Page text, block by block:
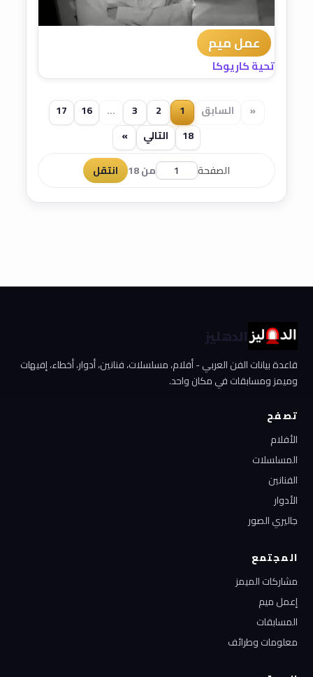
عمل ميم
تحية كاريوكا
« السابق 1
2
3
...
16
17
18
التالي
»
الصفحة
من 18 انتقل
الدهليز
قاعدة بيانات الفن العربي - أفلام، مسلسلات، فنانين، أدوار، أخطاء، إفيهات
وميمز ومسابقات في مكان واحد.
تصفح
الأفلام
المسلسلات
الفنانين
الأدوار
جاليري الصور
المجتمع
مشاركات الميمز
إعمل ميم
المسابقات
معلومات وطرائف